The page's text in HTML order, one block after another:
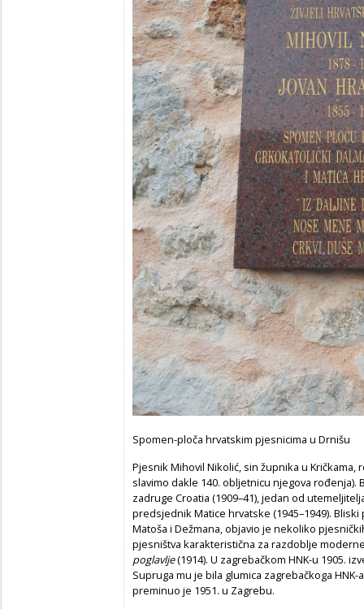
Spomen-ploča hrvatskim pjesnicima u Drnišu
Pjesnik Mihovil Nikolić, sin župnika u Kričkama,
slavimo dakle 140. obljetnicu njegova
zadruge Croatia (1909–41), jedan od
predsjednik Matice hrvatske (1945–1949).
Matoša i Dežmana, objavio je nekoliko
pjesništva karakteristična za razdoblje
poglavlje(1914). U zagrebačkom HNK-u 1905.
Supruga mu je bila glumica zagrebačkoga
preminuo je 1951. u Zagrebu.